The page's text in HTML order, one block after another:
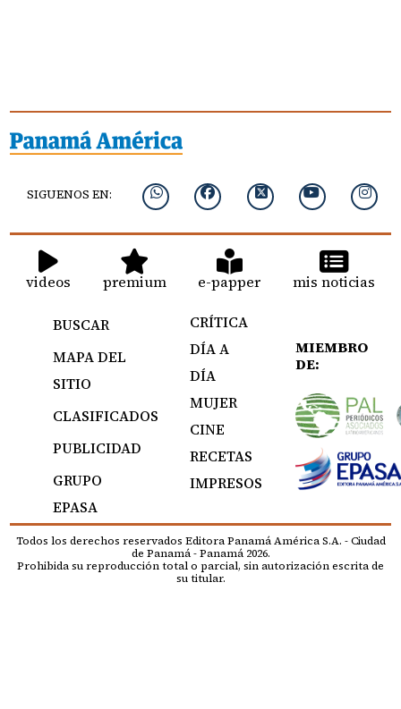
SIGUENOS EN:
videos premium e-papper mis noticias
BUSCAR
MAPA DEL
SITIO
CLASIFICADOS
PUBLICIDAD
GRUPO
EPASA
CRÍTICA
DÍA A
DÍA
MUJER
CINE
RECETAS
IMPRESOS
MIEMBRO
DE:
Todos los derechos reservados Editora Panamá América S.A. - Ciudad
de Panamá - Panamá 2026.
Prohibida su reproducción total o parcial, sin autorización escrita de
su titular.